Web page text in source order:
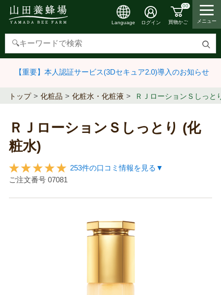
検
す
Language ログイン
00
買物かご メニュー
【重要】本人認証サービス(3Dセキュア2.0)導入のお知らせ
トップ 化粧品 化粧水・化粧液 ＲＪローションＳしっと
ＲＪローションＳしっとり (化
粧水)
253件の口コミ情報を見る▼
ご注文番号 07081